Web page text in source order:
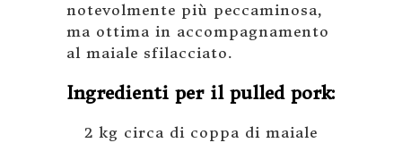
notevolmente più peccaminosa,
ma ottima in accompagnamento
al maiale sfilacciato.
Ingredienti per il pulled pork:
2 kg circa di coppa di maiale